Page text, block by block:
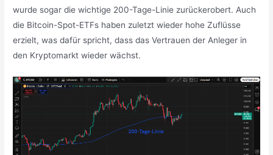
wurde sogar die wichtige 200-Tage-Linie zurückerobert. Auch
die Bitcoin-Spot-ETFs haben zuletzt wieder hohe Zuflüsse
erzielt, was dafür spricht, dass das Vertrauen der Anleger in
den Kryptomarkt wieder wächst.